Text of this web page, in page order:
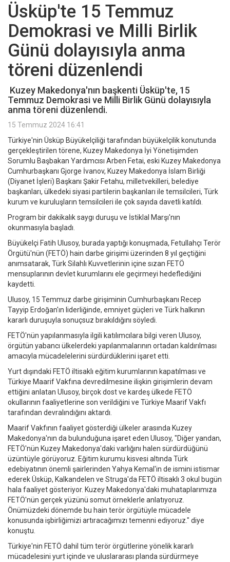
Üsküp'te 15 Temmuz
Demokrasi ve Milli Birlik
Günü dolayısıyla anma
töreni düzenlendi
Kuzey Makedonya'nın başkenti Üsküp'te, 15
Temmuz Demokrasi ve Milli Birlik Günü dolayısıyla
anma töreni düzenlendi.
15 Temmuz 2024 16:41
Türkiye'nin Üsküp Büyükelçiliği tarafından büyükelçilik konutunda
gerçekleştirilen törene, Kuzey Makedonya İyi Yönetişimden
Sorumlu Başbakan Yardımcısı Arben Fetai, eski Kuzey Makedonya
Cumhurbaşkanı Gjorge İvanov, Kuzey Makedonya İslam Birliği
(Diyanet İşleri) Başkanı Şakir Fetahu, milletvekilleri, belediye
başkanları, ülkedeki siyasi partilerin başkanları ile temsilcileri, Türk
kurum ve kuruluşların temsilcileri ile çok sayıda davetli katıldı.
Program bir dakikalık saygı duruşu ve İstiklal Marşı'nın
okunmasıyla başladı.
Büyükelçi Fatih Ulusoy, burada yaptığı konuşmada, Fetullahçı Terör
Örgütü'nün (FETÖ) hain darbe girişimi üzerinden 8 yıl geçtiğini
anımsatarak, Türk Silahlı Kuvvetlerinin içine sızan FETÖ
mensuplarının devlet kurumlarını ele geçirmeyi hedeflediğini
kaydetti.
Ulusoy, 15 Temmuz darbe girişiminin Cumhurbaşkanı Recep
Tayyip Erdoğan'ın liderliğinde, emniyet güçleri ve Türk halkının
kararlı duruşuyla sonuçsuz bırakıldığını söyledi.
FETÖ'nün yapılanmasıyla ilgili katılımcılara bilgi veren Ulusoy,
örgütün yabancı ülkelerdeki yapılanmalarının ortadan kaldırılması
amacıyla mücadelelerini sürdürdüklerini işaret etti.
Yurt dışındaki FETÖ iltisaklı eğitim kurumlarının kapatılması ve
Türkiye Maarif Vakfına devredilmesine ilişkin girişimlerin devam
ettiğini anlatan Ulusoy, birçok dost ve kardeş ülkede FETÖ
okullarının faaliyetlerine son verildiğini ve Türkiye Maarif Vakfı
tarafından devralındığını aktardı.
Maarif Vakfının faaliyet gösterdiği ülkeler arasında Kuzey
Makedonya'nın da bulunduğuna işaret eden Ulusoy, "Diğer yandan,
FETÖ'nün Kuzey Makedonya'daki varlığını halen sürdürdüğünü
üzüntüyle görüyoruz. Eğitim kurumu kisvesi altında Türk
edebiyatının önemli şairlerinden Yahya Kemal'in de ismini istismar
ederek Üsküp, Kalkandelen ve Struga'da FETÖ iltisaklı 3 okul bugün
hala faaliyet gösteriyor. Kuzey Makedonya'daki muhataplarımıza
FETÖ'nün gerçek yüzünü somut örneklerle anlatıyoruz.
Önümüzdeki dönemde bu hain terör örgütüyle mücadele
konusunda işbirliğimizi artıracağımızı temenni ediyoruz." diye
konuştu.
Türkiye'nin FETÖ dahil tüm terör örgütlerine yönelik kararlı
mücadelesini yurt içinde ve uluslararası planda sürdürmeye